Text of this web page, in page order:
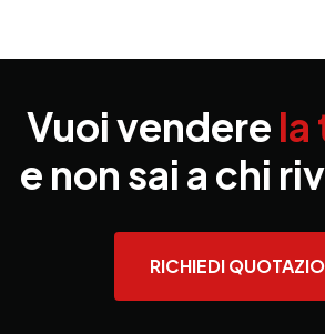
Vuoi vendere la
e non sai a chi
RICHIEDI